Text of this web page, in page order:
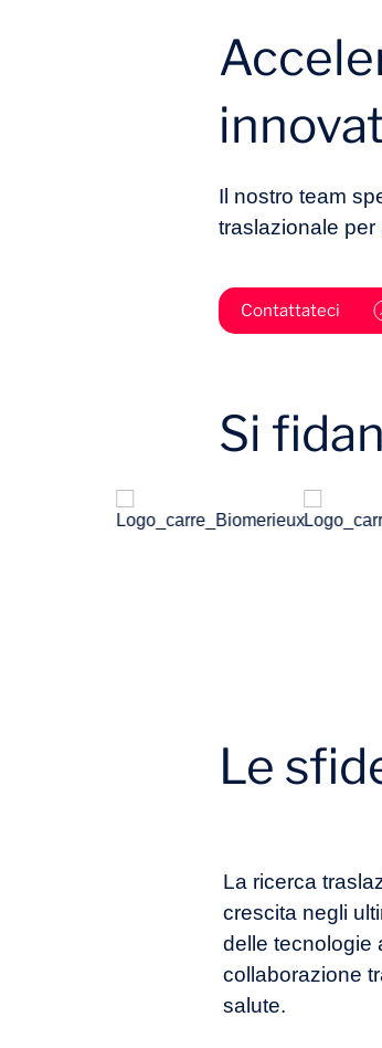
Il nostro team
traslazionale
Contattateci
Si
Le
La ricerca
crescita negli
delle tecnologie
collaborazione
salute.